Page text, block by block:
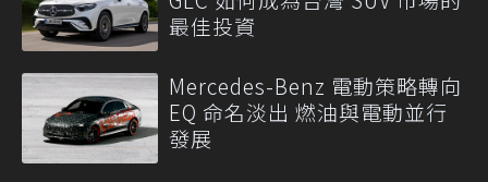
最佳投資
Mercedes-Benz 電動策略轉向
EQ 命名淡出 燃油與電動並行
發展